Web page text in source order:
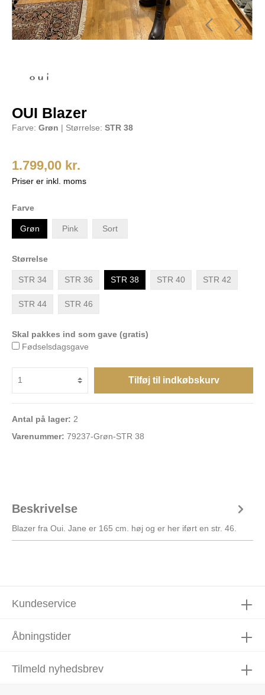
OUI Blazer
Farve: Grøn | Størrelse: STR 38
1.799,00 kr.
Priser er inkl. moms
Farve
Grøn Pink Sort
Størrelse
STR 34 STR 36 STR 38 STR 40 STR 42
STR 44 STR 46
Skal pakkes ind som gave (gratis)
Fødselsdagsgave
Tilføj til indkøbskurv
Antal på lager: 2
Varenummer: 79237-Grøn-STR 38
Beskrivelse
Blazer fra Oui. Jane er 165 cm. høj og er her iført en str. 46.
Tilmeld nyhedsbrev
Åbningstider
Kundeservice